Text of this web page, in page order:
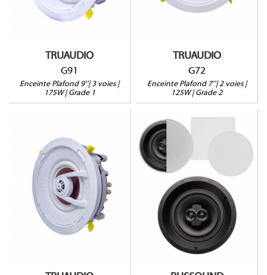
TRUAUDIO
G91
Enceinte Plafond 9''| 3 voies |
175W | Grade 1
Tweeter pivotant
Vendue à l'unité
Garantie 5 ans
TRUAUDIO
G72
Enceinte Plafond 7''| 2 voies |
125W | Grade 2
Tweeter pivotant
Vendue à l'unité
G71
150W@8Ω
Profondeur : 100mm
Tweeter pivotant
Vendue à l'unité
IC-610T
Enceinte Stéréo
90W@8Ω
Profondeur : 101mm
2 Tweeters fixes
Grille carrée en optiont
Vendue à l'unité